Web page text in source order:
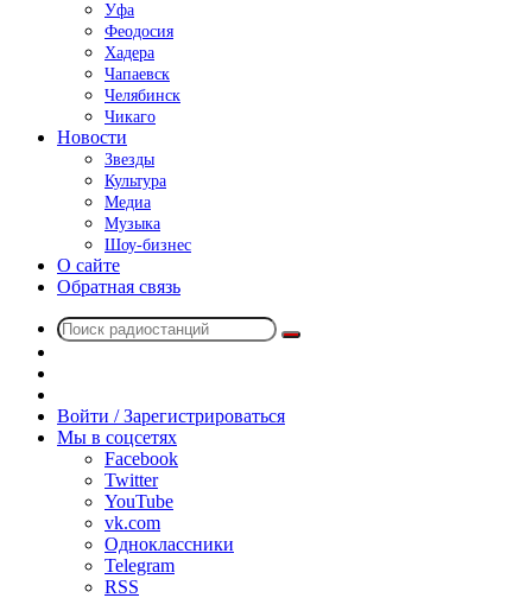
Уфа
Феодосия
Хадера
Чапаевск
Челябинск
Чикаго
Новости
Звезды
Культура
Медиа
Музыка
Шоу-бизнес
О сайте
Обратная связь
Поиск
радио
Войти / Зарегистрироваться
Мы в соцсетях
Facebook
Twitter
YouTube
vk.com
Одноклассники
Telegram
RSS